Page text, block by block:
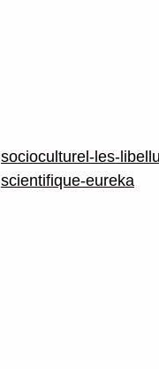
socioculturel-les-
scientifique-eureka